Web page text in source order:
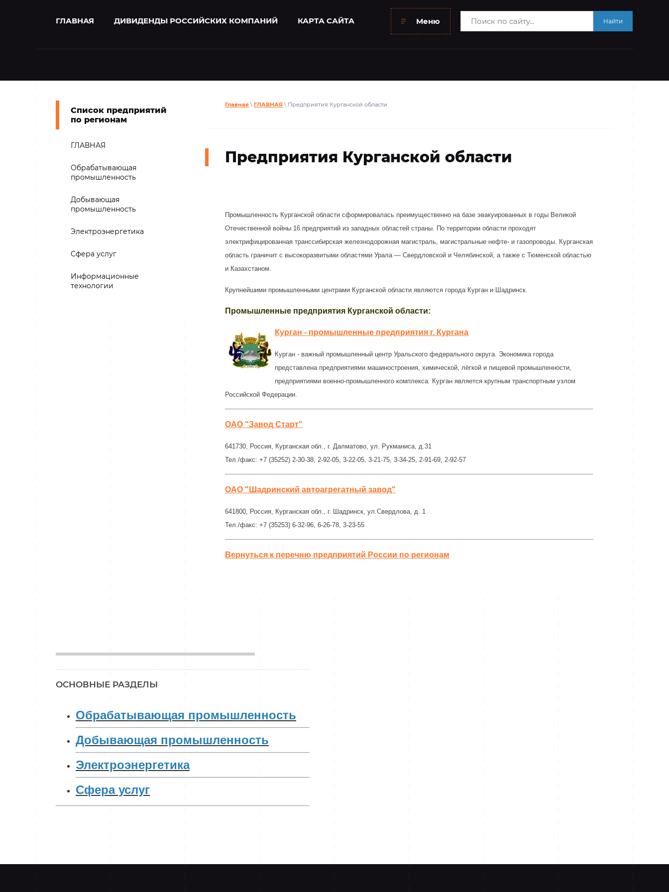
ГЛАВНАЯ ДИВИДЕНДЫ РОССИЙСКИХ КОМПАНИЙ КАРТА САЙТА Меню Найти
Список предприятий
по регионам
ГЛАВНАЯ
Обрабатывающая
промышленность
Добывающая
промышленность
Электроэнергетика
Сфера услуг
Информационные
технологии
Главная \ ГЛАВНАЯ \ Предприятия Курганской области
Предприятия Курганской области
Промышленность Курганской области сформировалась преимущественно на базе эвакуированных в годы Великой
Отечественной войны 16 предприятий из западных областей страны. По территории области проходят
электрифицированная транссибирская железнодорожная магистраль, магистральные нефте- и газопроводы. Курганская
область граничит с высокоразвитыми областями Урала — Свердловской и Челябинской, а также с Тюменской областью
и Казахстаном.
Крупнейшими промышленными центрами Курганской области являются города Курган и Шадринск.
Промышленные предприятия Курганской области:
Курган - промышленные предприятия г. Кургана
Курган - важный промышленный центр Уральского федерального округа. Экономика города
представлена предприятиями машиностроения, химической, лёгкой и пищевой промышленности,
предприятиями военно-промышленного комплекса. Курган является крупным транспортным узлом
Российской Федерации.
ОАО "Завод Старт"
641730, Россия, Курганская обл., г. Далматово, ул. Рукманиса, д.31
Тел./факс: +7 (35252) 2-30-38, 2-92-05, 3-22-05, 3-21-75, 3-34-25, 2-91-69, 2-92-57
ОАО "Шадринский автоагрегатный завод"
641800, Россия, Курганская обл., г. Шадринск, ул.Свердлова, д. 1
Тел./факс: +7 (35253) 6-32-96, 6-26-78, 3-23-55
Вернуться к перечню предприятий России по регионам
________________
ОСНОВНЫЕ РАЗДЕЛЫ
Обрабатывающая промышленность
Добывающая промышленность
Электроэнергетика
Сфера услуг